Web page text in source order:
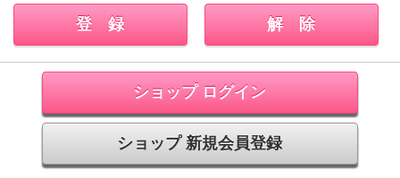
ショップ ログイン
ショップ 新規会員登録